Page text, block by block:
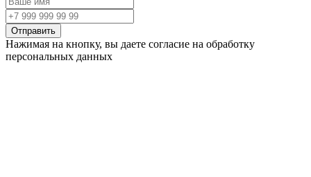
Отправить
Нажимая на кнопку, вы даете согласие на обработку
персональных данных